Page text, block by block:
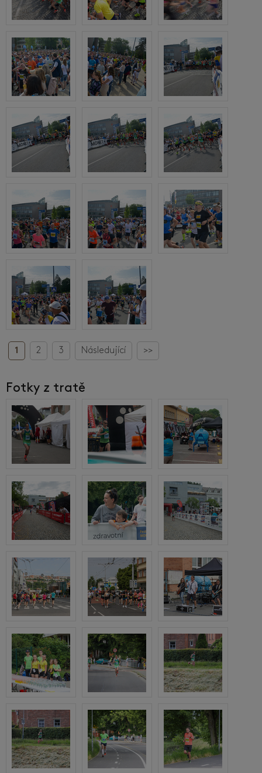
1 2 3 Následující >>
Fotky z tratě